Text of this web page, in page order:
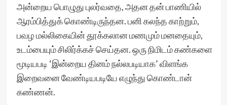
அன்றைய பொழுது புலர்வதை, அதன தன் பாணியில்
ஆரம்பித்துக் கொண்டிருந்தன. பனி கலந்த காற்றும்,
பவழ மல்லிகையின் தூக்கலான மணமும் மனதையும்,
உடம்பையும் சிலிர்க்கச் செய்தன. ஒரு நிமிடம் கண்களை
மூடியபடி ‘இன்றைய தினம் நல்லபடியாக’ விளங்க
இறைவனை வேண்டியபடியே எழுந்து கொண்டான்
கண்ணன்.